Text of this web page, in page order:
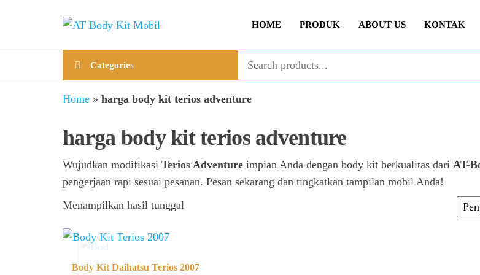
Mobil
Kit
Mobil
HOME PRODUK ABOUT US KONTAK
Categories
Home » harga body kit terios adventure
harga body kit terios adventure
Wujudkan modifikasi Terios Adventure impian Anda dengan body kit berkualitas dari AT-
pengerjaan rapi sesuai pesanan. Pesan sekarang dan tingkatkan tampilan mobil Anda!
Menampilkan hasil tunggal
Body Kit Daihatsu Terios 2007